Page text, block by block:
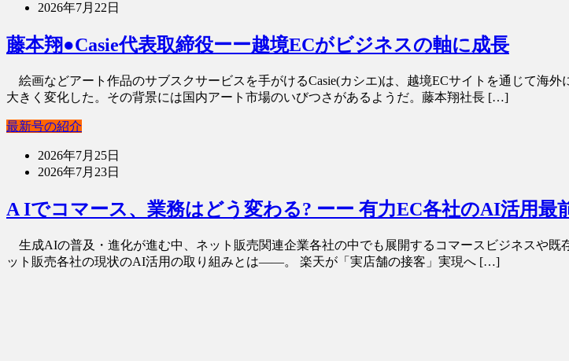
2026年7月22日
藤本翔●Casie代表取締役ーー越境ECがビジネスの軸に成長
絵画などアート作品のサブスクサービスを手がけるCasie(カシエ)は、越境ECサイトを通じて海
大きく変化した。その背景には国内アート市場のいびつさがあるようだ。藤本翔社長 […]
最新号の紹介
2026年7月25日
2026年7月23日
A Iでコマース、業務はどう変わる? ーー 有力EC各社のAI活用最
生成AIの普及・進化が進む中、ネット販売関連企業各社の中でも展開するコマースビジネスや
ット販売各社の現状のAI活用の取り組みとは――。 楽天が「実店舗の接客」実現へ […]